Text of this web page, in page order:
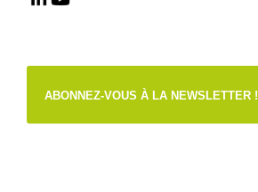
ABONNEZ-VOUS À LA NEWSLETTER !